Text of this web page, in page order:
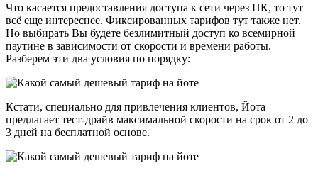
Что касается предоставления доступа к сети через ПК, то тут
всё еще интереснее. Фиксированных тарифов тут также нет.
Но выбирать Вы будете безлимитный доступ ко всемирной
паутине в зависимости от скорости и времени работы.
Разберем эти два условия по порядку:
Кстати, специально для привлечения клиентов, Йота
предлагает тест-драйв максимальной скорости на срок от 2 до
3 дней на бесплатной основе.